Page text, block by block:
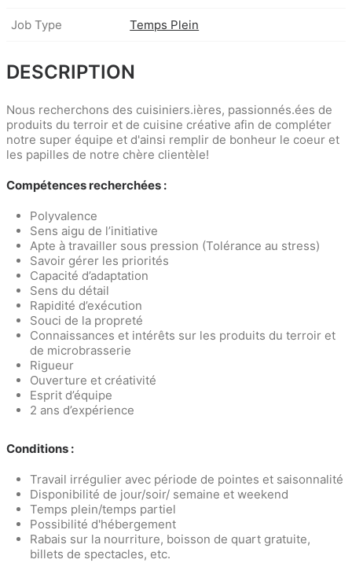
Job Type Temps Plein
DESCRIPTION
Nous recherchons des cuisiniers.ières, passionnés.ées de
produits du terroir et de cuisine créative afin de compléter
notre super équipe et d'ainsi remplir de bonheur le coeur et
les papilles de notre chère clientèle!
Compétences recherchées :
Polyvalence
Sens aigu de l’initiative
Apte à travailler sous pression (Tolérance au stress)
Savoir gérer les priorités
Capacité d’adaptation
Sens du détail
Rapidité d’exécution
Souci de la propreté
Connaissances et intérêts sur les produits du terroir et
de microbrasserie
Rigueur
Ouverture et créativité
Esprit d’équipe
2 ans d’expérience
Conditions :
Travail irrégulier avec période de pointes et saisonnalité
Disponibilité de jour/soir/ semaine et weekend
Temps plein/temps partiel
Possibilité d'hébergement
Rabais sur la nourriture, boisson de quart gratuite,
billets de spectacles, etc.